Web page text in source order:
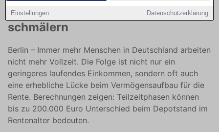
Einstellungen Datenschutzerklärung
fürs Alter über Jahrzehnte deutlich
schmälern
Berlin – Immer mehr Menschen in Deutschland arbeiten
nicht mehr Vollzeit. Die Folge ist nicht nur ein
geringeres laufendes Einkommen, sondern oft auch
eine erhebliche Lücke beim Vermögensaufbau für die
Rente. Berechnungen zeigen: Teilzeitphasen können
bis zu 200.000 Euro Unterschied beim Depotstand im
Rentenalter bedeuten.